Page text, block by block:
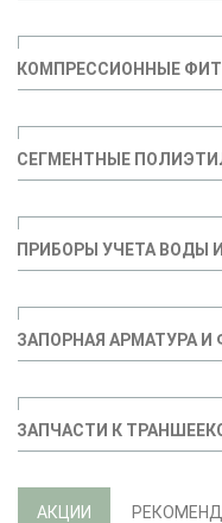
КОМПРЕССИОННЫЕ
СЕГМЕНТНЫЕ
ПРИБОРЫ УЧЕТА ВОДЫ
ЗАПОРНАЯ АРМАТУРА И
ЗАПЧАСТИ К
АКЦИИ